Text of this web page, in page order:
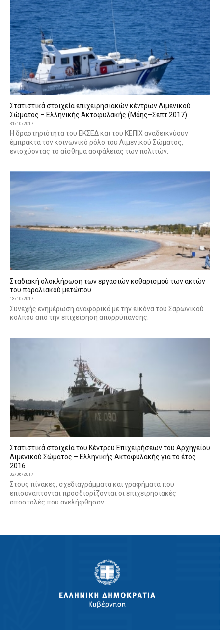
Στατιστικά στοιχεία επιχειρησιακών κέντρων Λιμενικού
Σώματος – Ελληνικής Ακτοφυλακής (Μάης–Σεπτ 2017)
31/10/2017
Η δραστηριότητα του ΕΚΣΕΔ και του ΚΕΠΙΧ αναδεικνύουν
έμπρακτα τον κοινωνικό ρόλο του Λιμενικού Σώματος,
ενισχύοντας το αίσθημα ασφάλειας των πολιτών.
Σταδιακή ολοκλήρωση των εργασιών καθαρισμού των ακτών
του παραλιακού μετώπου
13/10/2017
Συνεχής ενημέρωση αναφορικά με την εικόνα του Σαρωνικού
κόλπου από την επιχείρηση απορρύπανσης.
Στατιστικά στοιχεία του Κέντρου Επιχειρήσεων του Αρχηγείου
Λιμενικού Σώματος – Ελληνικής Ακτοφυλακής για το έτος
2016
02/06/2017
Στους πίνακες, σχεδιαγράμματα και γραφήματα που
επισυνάπτονται προσδιορίζονται οι επιχειρησιακές
αποστολές που ανελήφθησαν.